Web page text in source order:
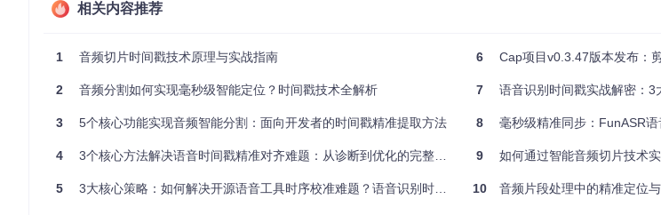
最小间隔(Minimum Interval)：静音片段的最小持续时间，单位为毫秒(ms)
最大静音长度(Maximum Silence Length)：允许保留在音频片段内的最大静音时长
这些参数的组合使用，就像摄影师调整焦距和曝光一样，直接影响最终时空坐标的准确性和适用性。
实操检验点：打开工具界面，观察默认参数组合(-40dB阈值、5000ms最小长度、300ms间隔)，思考这种配置最
场景化方案：不同音频类型的时空坐标提取策略
相关内容推荐
1 音频切片时间戳技术原理与实战指南
2 音频分割如何实现毫秒级智能定位？时间戳技术全解析
3 5个核心功能实现音频智能分割：面向开发者的时间戳精准提取方法
4 3个核心方法解决语音时间戳精准对齐难题：从诊断到优化的完整指南
5 3大核心策略：如何解决开源语音工具时序校准难题？语音识别时间戳优化实战指南
6 Cap项目v0.3.47版本发布：
7 语音识别时间戳实战解密：
8 毫秒级精准同步：FunASR
9 如何通过智能音频切片技术
10 音频片段处理中的精准定位